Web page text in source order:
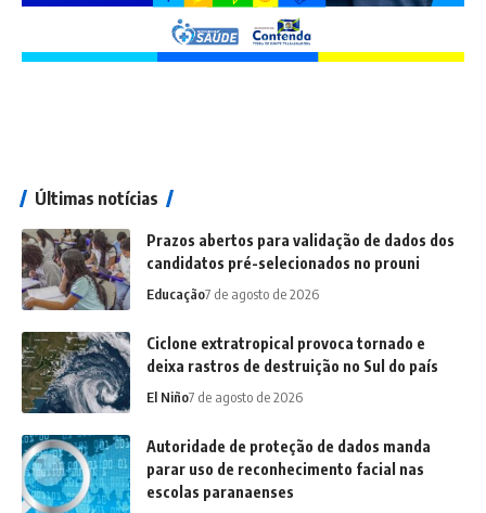
Últimas notícias
Prazos abertos para validação de dados dos
candidatos pré-selecionados no prouni
Educação7 de agosto de 2026
Ciclone extratropical provoca tornado e
deixa rastros de destruição no Sul do país
El Niño7 de agosto de 2026
Autoridade de proteção de dados manda
parar uso de reconhecimento facial nas
escolas paranaenses